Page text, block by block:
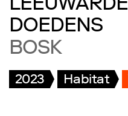
DOEDENS
BOSK
2023 Habitat